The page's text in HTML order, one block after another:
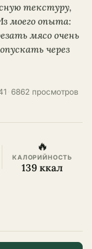
текстуру,
моего опыта:
мясо очень
через
6862 просмотров
🔥
КАЛОРИЙНОСТЬ
139 ккал